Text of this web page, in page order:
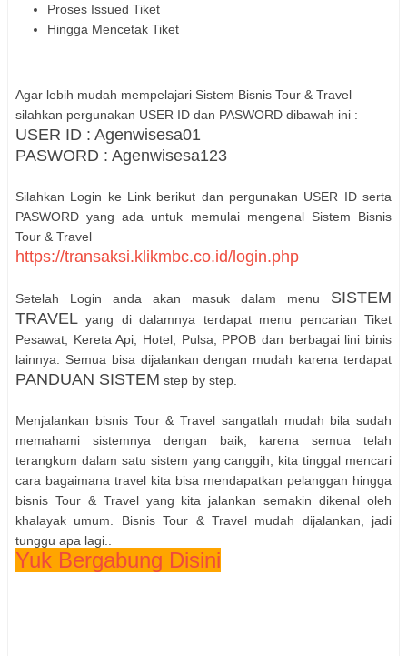
Proses Issued Tiket
Hingga Mencetak Tiket
Agar lebih mudah mempelajari Sistem Bisnis Tour & Travel
silahkan pergunakan USER ID dan PASWORD dibawah ini :
USER ID : Agenwisesa01
PASWORD : Agenwisesa123
Silahkan Login ke Link berikut dan pergunakan USER ID serta
PASWORD yang ada untuk memulai mengenal Sistem Bisnis
Tour & Travel
https://transaksi.klikmbc.co.id/login.php
Setelah Login anda akan masuk dalam menu SISTEM
TRAVEL yang di dalamnya terdapat menu pencarian Tiket
Pesawat, Kereta Api, Hotel, Pulsa, PPOB dan berbagai lini binis
lainnya. Semua bisa dijalankan dengan mudah karena terdapat
PANDUAN SISTEM step by step.
Menjalankan bisnis Tour & Travel sangatlah mudah bila sudah
memahami sistemnya dengan baik, karena semua telah
terangkum dalam satu sistem yang canggih, kita tinggal mencari
cara bagaimana travel kita bisa mendapatkan pelanggan hingga
bisnis Tour & Travel yang kita jalankan semakin dikenal oleh
khalayak umum. Bisnis Tour & Travel mudah dijalankan, jadi
tunggu apa lagi..
Yuk Bergabung Disini